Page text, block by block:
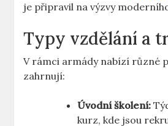
je připravil na výzvy
Typy vzdělání a
V rámci armády nabízí různé
zahrnují:
Úvodní školení:
kurz, kde jsou